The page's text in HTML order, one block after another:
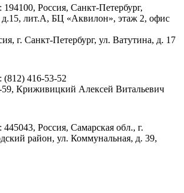
194100, Россия, Санкт-Петербург,
д.15, лит.А, БЦ «Аквилон», этаж 2, офис
г. Санкт-Петербург, ул. Ватутина, д. 17
(812) 416-53-52
59, Криживицкий Алексей Витальевич
445043, Россия, Самарская обл., г.
район, ул. Коммунальная, д. 39,